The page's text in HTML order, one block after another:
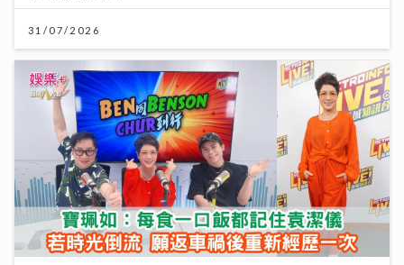
31/07/2026